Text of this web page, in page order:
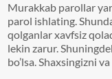
Murakkab parollar
parol ishlating.
qolganlar xavfsiz
lekin zarur.
bo’lsa. Shaxsingizni